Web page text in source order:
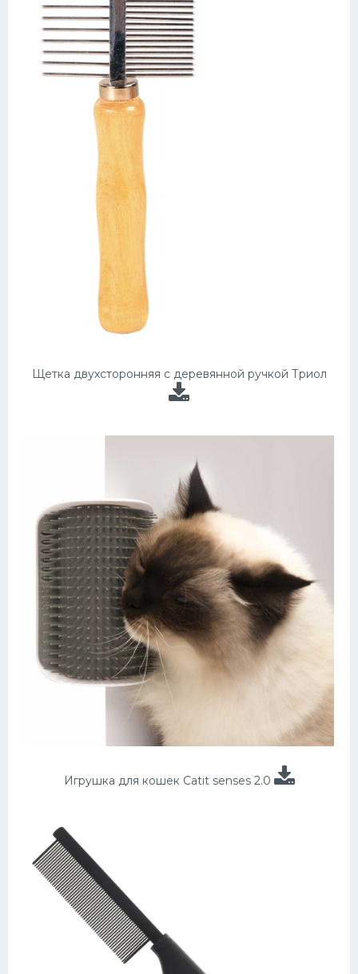
Щетка двухсторонняя с деревянной ручкой Триол
Игрушка для кошек Catit senses 2.0